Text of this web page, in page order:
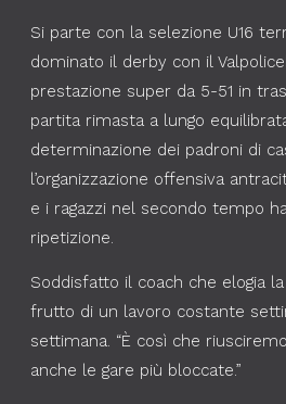
Si parte con la selezione U16
dominato il derby con il
prestazione super da 5-51 in
partita rimasta a lungo
determinazione dei padroni di
l’organizzazione offensiva
e i ragazzi nel secondo tempo
ripetizione.
Soddisfatto il coach che elogia
frutto di un lavoro costante
settimana. “È così che
anche le gare più bloccate.”